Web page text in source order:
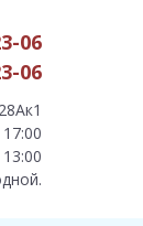
06
06